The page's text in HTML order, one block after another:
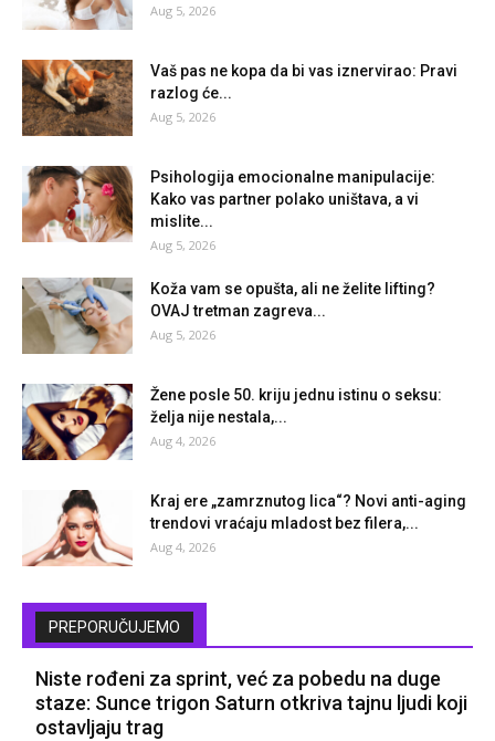
Aug 5, 2026
Vaš pas ne kopa da bi vas iznervirao: Pravi
razlog će...
Aug 5, 2026
Psihologija emocionalne manipulacije:
Kako vas partner polako uništava, a vi
mislite...
Aug 5, 2026
Koža vam se opušta, ali ne želite lifting?
OVAJ tretman zagreva...
Aug 5, 2026
Žene posle 50. kriju jednu istinu o seksu:
želja nije nestala,...
Aug 4, 2026
Kraj ere „zamrznutog lica“? Novi anti-aging
trendovi vraćaju mladost bez filera,...
Aug 4, 2026
PREPORUČUJEMO
Niste rođeni za sprint, već za pobedu na duge
staze: Sunce trigon Saturn otkriva tajnu ljudi koji
ostavljaju trag